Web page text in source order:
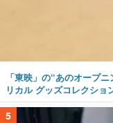
「東映」の“あのオープ
リカル グッズコレクショ
5